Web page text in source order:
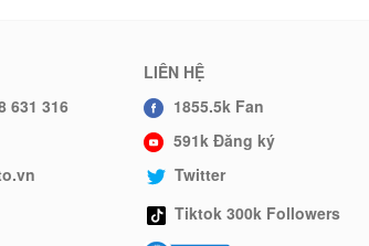
631 316
LIÊN HỆ
1855.5k Fan
591k Đăng ký
Twitter
Tiktok 300k Followers